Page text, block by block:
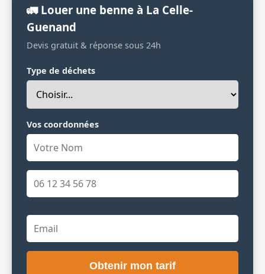
🚛 Louer une benne à La Celle-
Guenand
Devis gratuit & réponse sous 24h
Type de déchets
Vos coordonnées
Obtenir mon tarif